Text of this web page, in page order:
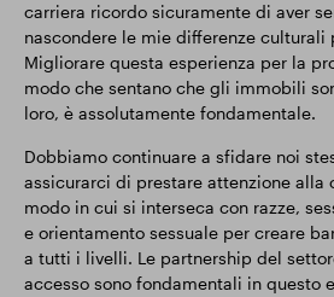
carriera ricordo sicuramente di aver
nascondere le mie differenze culturali
Migliorare questa esperienza per la
modo che sentano che gli immobili
loro, è assolutamente fondamentale.
Dobbiamo continuare a sfidare noi
assicurarci di prestare attenzione alla
modo in cui si interseca con razze,
e orientamento sessuale per creare
a tutti i livelli. Le partnership del
accesso sono fondamentali in questo